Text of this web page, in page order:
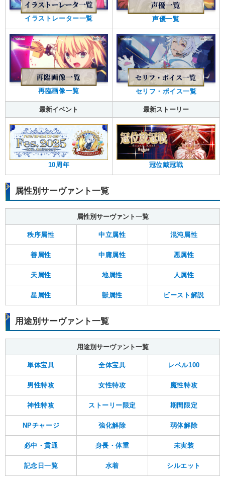
イラストレーター一覧 声優一覧
再臨画像一覧 セリフ・ボイス一覧
最新イベント 最新ストーリー
10周年 冠位戴冠戦
属性別サーヴァント一覧
属性別サーヴァント一覧
秩序属性 中立属性 混沌属性
善属性 中庸属性 悪属性
天属性 地属性 人属性
星属性 獣属性 ビースト解説
用途別サーヴァント一覧
用途別サーヴァント一覧
単体宝具 全体宝具 レベル100
男性特攻 女性特攻 魔性特攻
神性特攻 ストーリー限定 期間限定
NPチャージ 強化解除 弱体解除
必中・貫通 身長・体重 未実装
記念日一覧 水着 シルエット